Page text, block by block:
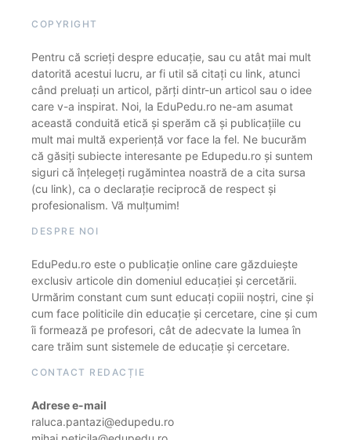
COPYRIGHT
Pentru că scrieți despre educație, sau cu atât mai mult
datorită acestui lucru, ar fi util să citați cu link, atunci
când preluați un articol, părți dintr-un articol sau o idee
care v-a inspirat. Noi, la EduPedu.ro ne-am asumat
această conduită etică și sperăm că și publicațiile cu
mult mai multă experiență vor face la fel. Ne bucurăm
că găsiți subiecte interesante pe Edupedu.ro și suntem
siguri că înțelegeți rugămintea noastră de a cita sursa
(cu link), ca o declarație reciprocă de respect și
profesionalism. Vă mulțumim!
DESPRE NOI
EduPedu.ro este o publicație online care găzduiește
exclusiv articole din domeniul educației și cercetării.
Urmărim constant cum sunt educați copiii noștri, cine și
cum face politicile din educație și cercetare, cine și cum
îi formează pe profesori, cât de adecvate la lumea în
care trăim sunt sistemele de educație și cercetare.
CONTACT REDACȚIE
Adrese e-mail
raluca.pantazi@edupedu.ro